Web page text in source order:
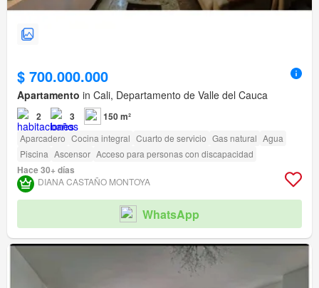
$ 700.000.000
Apartamento in Cali, Departamento de Valle del Cauca
2 3 150 m²
Aparcadero Cocina integral Cuarto de servicio Gas natural Agua
Piscina Ascensor Acceso para personas con discapacidad
Hace 30+ días
DIANA CASTAÑO MONTOYA
WhatsApp